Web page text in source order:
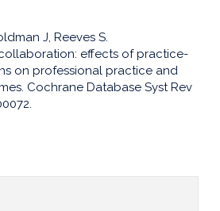
J, Reeves S.
effects of practice-
on professional practice and
Cochrane Database Syst Rev